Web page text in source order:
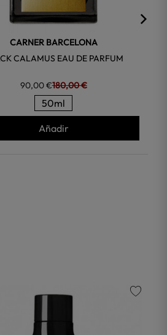
CARNER BARCELONA
CALAMUS EAU DE PARFUM
90,00 €180,00 €
50ml
Añadir